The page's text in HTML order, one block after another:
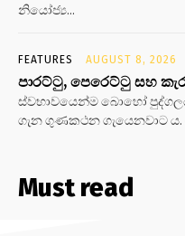
නියෝජ්‍ය...
FEATURES AUGUST 8, 2026
පාරට්ටු, පෙරෙට්ටු සහ
ස්වභාවයෙන්ම බොහෝ
ගැන ගුණකථන ගැයෙනවාට ය.
Must read